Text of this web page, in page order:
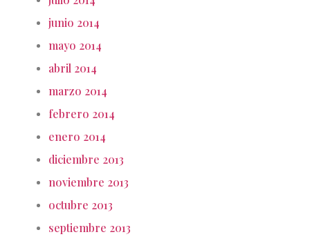
junio 2014
mayo 2014
abril 2014
marzo 2014
febrero 2014
enero 2014
diciembre 2013
noviembre 2013
octubre 2013
septiembre 2013